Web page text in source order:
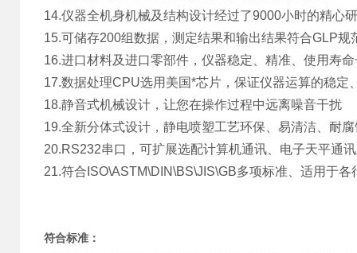
14.仪器全机身机械及结构设计经过了9000小时的精心
15.可储存200组数据，测定结果和输出结果符合GLP规
16.进口材料及进口零部件，仪器稳定、精准、使用寿命
17.数据处理CPU选用美国*芯片，保证仪器运算的稳定
18.静音式机械设计，让您在操作过程中远离噪音干扰
19.全新分体式设计，静电喷塑工艺环保、易清洁、耐腐
20.RS232串口，可扩展选配计算机通讯、电子天平通
21.符合ISO\ASTM\DIN\BS\JIS\GB多项标准、适用于各
符合标准：